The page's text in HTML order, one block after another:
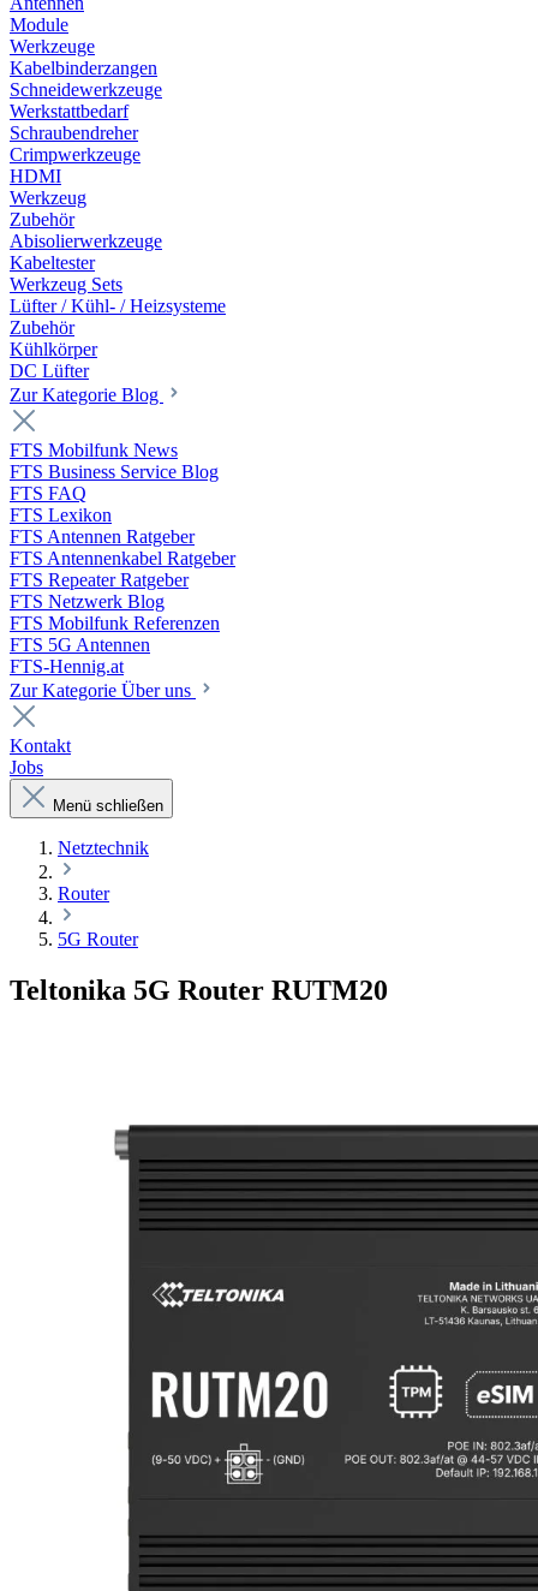
Module
Werkzeuge
Kabelbinderzangen
Schneidewerkzeuge
Werkstattbedarf
Schraubendreher
Crimpwerkzeuge
HDMI
Werkzeug
Zubehör
Abisolierwerkzeuge
Kabeltester
Werkzeug Sets
Lüfter / Kühl- / Heizsysteme
Zubehör
Kühlkörper
DC Lüfter
Zur Kategorie Blog
FTS Mobilfunk News
FTS Business Service Blog
FTS FAQ
FTS Lexikon
FTS Antennen Ratgeber
FTS Antennenkabel Ratgeber
FTS Repeater Ratgeber
FTS Netzwerk Blog
FTS Mobilfunk Referenzen
FTS 5G Antennen
FTS-Hennig.at
Zur Kategorie Über uns
Kontakt
Jobs
Menü schließen
Netztechnik
Router
5G Router
Teltonika 5G Router RUTM20